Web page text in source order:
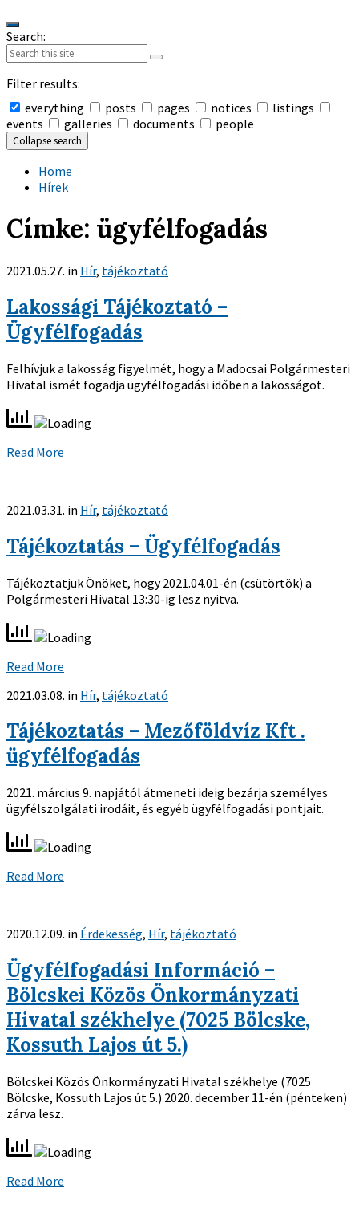
Search:
Filter results:
everything
posts pages notices
listings
events
galleries documents people
Collapse search
Home
Hírek
Címke: ügyfélfogadás
2021.05.27. in Hír, tájékoztató
Lakossági Tájékoztató –
Ügyfélfogadás
Felhívjuk a lakosság figyelmét, hogy a Madocsai Polgármesteri
Hivatal ismét fogadja ügyfélfogadási időben a lakosságot.
Read More
2021.03.31. in Hír, tájékoztató
Tájékoztatás – Ügyfélfogadás
Tájékoztatjuk Önöket, hogy 2021.04.01-én (csütörtök) a
Polgármesteri Hivatal 13:30-ig lesz nyitva.
Read More
2021.03.08. in Hír, tájékoztató
Tájékoztatás – Mezőföldvíz Kft .
ügyfélfogadás
2021. március 9. napjától átmeneti ideig bezárja személyes
ügyfélszolgálati irodáit, és egyéb ügyfélfogadási pontjait.
Read More
2020.12.09. in Érdekesség, Hír, tájékoztató
Ügyfélfogadási Információ –
Bölcskei Közös Önkormányzati
Hivatal székhelye (7025 Bölcske,
Kossuth Lajos út 5.)
Bölcskei Közös Önkormányzati Hivatal székhelye (7025
Bölcske, Kossuth Lajos út 5.) 2020. december 11-én (pénteken)
zárva lesz.
Read More